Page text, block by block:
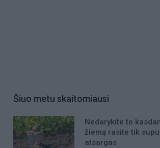
Šiuo metu skaitomiausi
Nedarykite to
žiemą rasite tik
atsargas